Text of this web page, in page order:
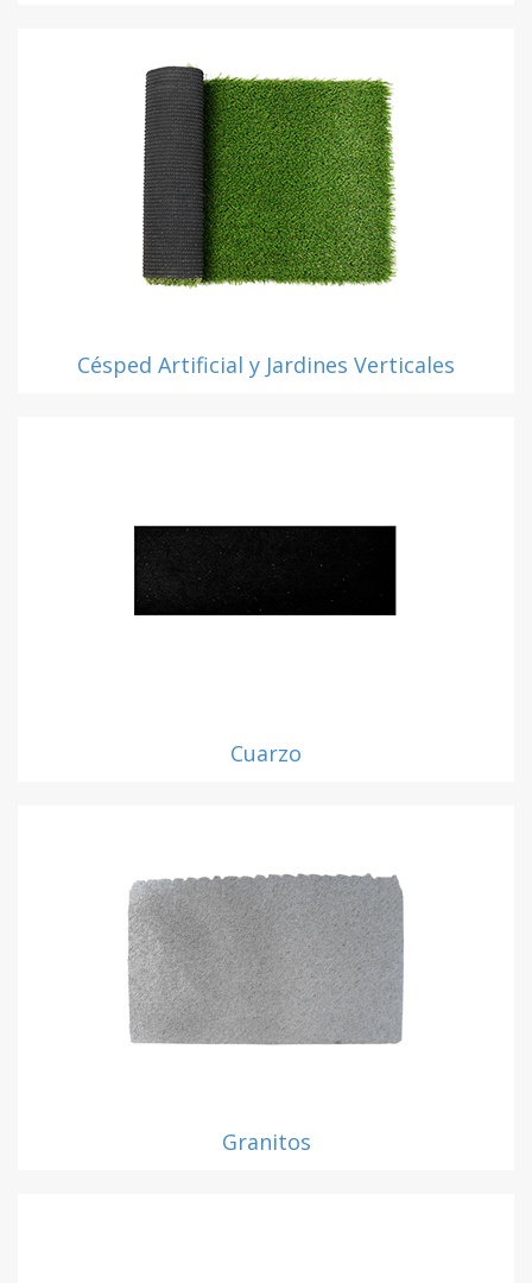
Césped Artificial y Jardines Verticales
Cuarzo
Granitos